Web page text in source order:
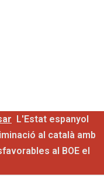
L'Estat espanyol
al català amb
al BOE el